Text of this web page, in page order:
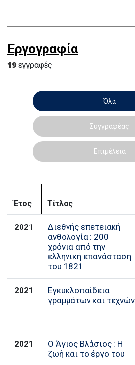
Εργογραφία
19 εγγραφές
Όλα
Συγγραφέας
Επιμέλεια
Έτος Τίτλος
2021
Διεθνής επετειακή
ανθολογία : 200
χρόνια από την
ελληνική επανάσταση
του 1821
2021
Εγκυκλοπαίδεια
γραμμάτων και τεχνών
2021
Ο Άγιος Βλάσιος : Η
ζωή και το έργο του